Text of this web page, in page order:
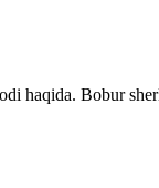
haqida. Bobur